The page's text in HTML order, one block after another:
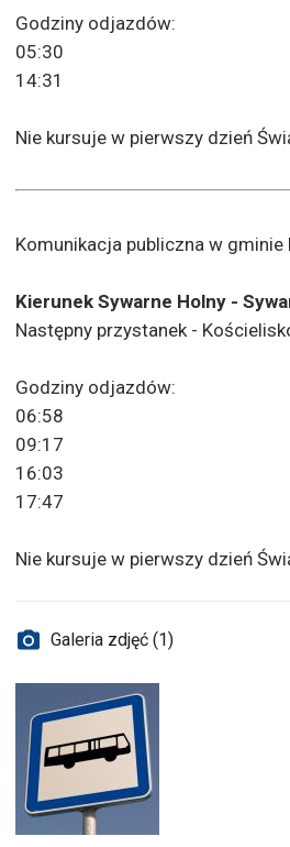
Godziny odjazdów:
05:30
14:31
Nie kursuje w pierwszy dzień
Komunikacja publiczna w gminie
Kierunek Sywarne Holny -
Następny przystanek -
Godziny odjazdów:
06:58
09:17
16:03
17:47
Nie kursuje w pierwszy dzień
Galeria zdjęć (1)